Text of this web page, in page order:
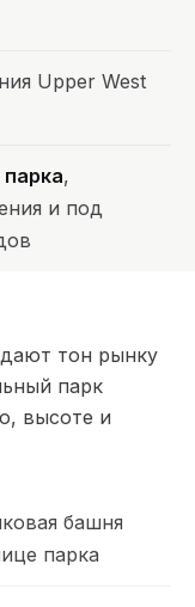
Upper West
,
и под
тон рынку
парк
высоте и
башня
парка